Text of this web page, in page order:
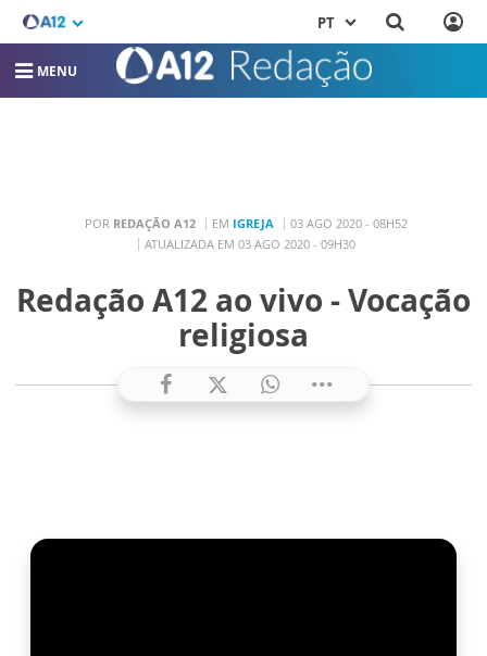
PT
MENU
POR REDAÇÃO A12 EM IGREJA
03 AGO 2020 - 08H52
ATUALIZADA EM 03 AGO 2020 - 09H30
Redação A12 ao vivo - Vocação
religiosa